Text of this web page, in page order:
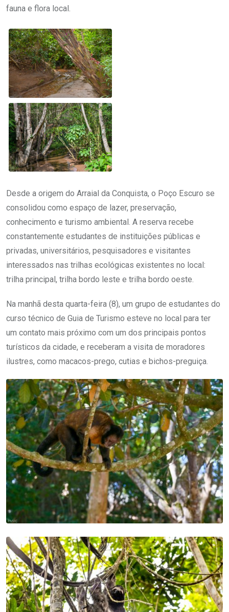
fauna e flora local.
Desde a origem do Arraial da Conquista, o Poço Escuro se
consolidou como espaço de lazer, preservação,
conhecimento e turismo ambiental. A reserva recebe
constantemente estudantes de instituições públicas e
privadas, universitários, pesquisadores e visitantes
interessados nas trilhas ecológicas existentes no local:
trilha principal, trilha bordo leste e trilha bordo oeste.
Na manhã desta quarta-feira (8), um grupo de estudantes do
curso técnico de Guia de Turismo esteve no local para ter
um contato mais próximo com um dos principais pontos
turísticos da cidade, e receberam a visita de moradores
ilustres, como macacos-prego, cutias e bichos-preguiça.